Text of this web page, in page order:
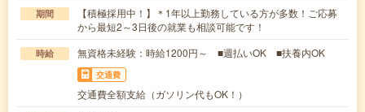
期間
【積極採用中！】＊1年以上勤務している方が多数！ご応募
から最短2～3日後の就業も相談可能です！
時給 無資格未経験：時給1200円～ ■週払いOK ■扶養内OK
交通費
交通費全額支給（ガソリン代もOK！）